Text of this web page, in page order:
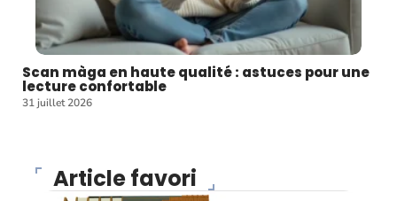
Scan màga en haute qualité : astuces pour une
lecture confortable
31 juillet 2026
Article favori